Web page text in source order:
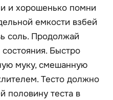
и хорошенько помни
емкости взбей
соль. Продолжай
Быстро
муку, смешанную
Тесто должно
половину теста в